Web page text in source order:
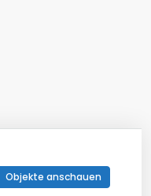
Objekte anschauen